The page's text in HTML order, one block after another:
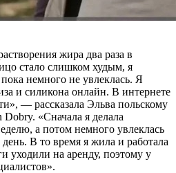
жира два раза в
стало слишком худым, я
немного не увлеклась. Я
и силикона онлайн. В интернете
— рассказала Эльва польскому
«Сначала я делала
а потом немного увлеклась
В то время я жила и работала
уходили на аренду, поэтому у